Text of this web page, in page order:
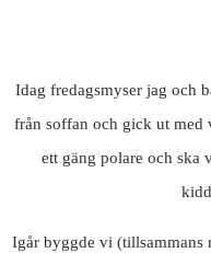
Idag fredagsmyser jag och
från soffan och gick ut med
ett gäng polare och ska
Igår byggde vi (tillsammans